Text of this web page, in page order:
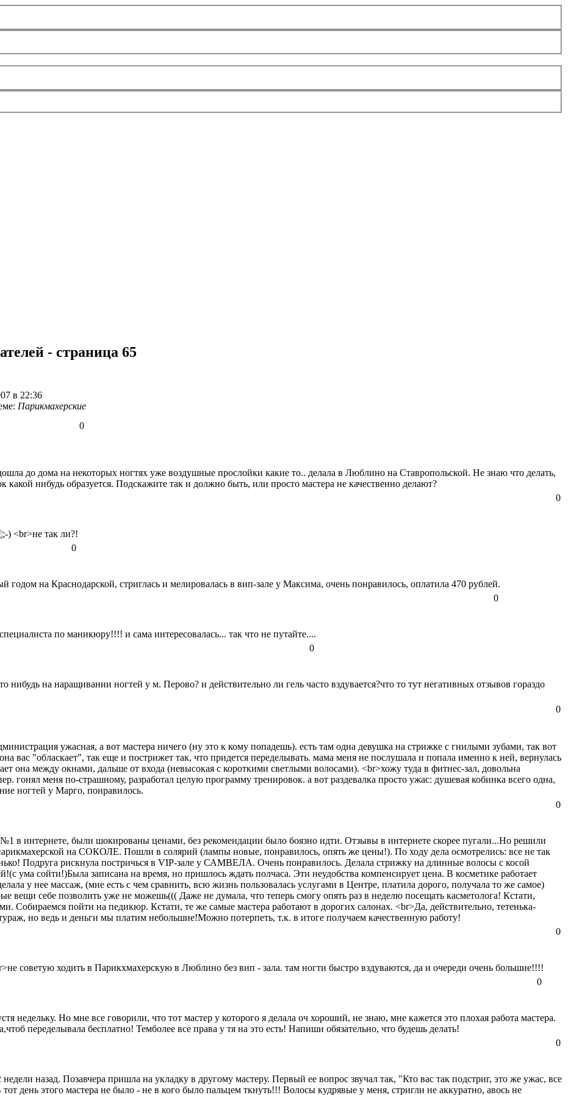
- страница 65
в 22:36
Парикмахерские
0
до дома на некоторых ногтях уже воздушные прослойки какие то.. делала в Люблино на Ставропольской. Не знаю что делать,
нибудь образуется. Подскажите так и должно быть, или просто мастера не качественно делают?
0
<br>не так ли?!
0
на Краснодарской, стриглась и мелировалась в вип-зале у Максима, очень понравилось, оплатила 470 рублей.
0
по маникюру!!!! и сама интересовалась... так что не путайте....
0
нибудь на наращивании ногтей у м. Перово? и действительно ли гель часто вздувается?что то тут негативных отзывов гораздо
0
ужасная, а вот мастера ничего (ну это к кому попадешь). есть там одна девушка на стрижке с гнилыми зубами, так вот
вас "обласкает", так еще и пострижет так, что придется переделывать. мама меня не послушала и попала именно к ней, вернулась
она между окнами, дальше от входа (невысокая с короткими светлыми волосами). <br>хожу туда в фитнес-зал, довольна
гонял меня по-страшному, разработал целую программу тренировок. а вот раздевалка просто ужас: душевая кобинка всего одна,
ногтей у Марго, понравилось.
0
в интернете, были шокированы ценами, без рекомендации было боязно идти. Отзывы в интернете скорее пугали...Но решили
на СОКОЛЕ. Пошли в солярий (лампы новые, понравилось, опять же цены!). По ходу дела осмотрелись: все не так
Подруга рискнула постричься в VIP-зале у САМВЕЛА. Очень понравилось. Делала стрижку на длинные волосы с косой
ума сойти!)Была записана на время, но пришлось ждать полчаса. Эти неудобства компенсирует цена. В косметике работает
у нее массаж, (мне есть с чем сравнить, всю жизнь пользовалась услугами в Центре, платила дорого, получала то же самое)
вещи себе позволить уже не можешь((( Даже не думала, что теперь смогу опять раз в неделю посещать касметолога! Кстати,
Собираемся пойти на педикюр. Кстати, те же самые мастера работают в дорогих салонах. <br>Да, действительно, тетенька-
но ведь и деньги мы платим небольшие!Можно потерпеть, т.к. в итоге получаем качественную работу!
0
ходить в Парикхмахерскую в Люблино без вип - зала. там ногти быстро вздуваются, да и очереди очень большие!!!!
0
Но мне все говорили, что тот мастер у которого я делала оч хороший, не знаю, мне кажется это плохая работа мастера.
переделывала бесплатно! Темболее все права у тя на это есть! Напиши обязательно, что будешь делать!
0
назад. Позавчера пришла на укладку в другому мастеру. Первый ее вопрос звучал так, "Кто вас так подстриг, это же ужас, все
день этого мастера не было - не в кого было пальцем ткнуть!!! Волосы кудрявые у меня, стригли не аккуратно, авось не